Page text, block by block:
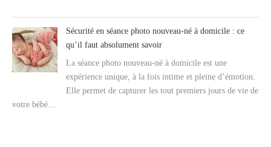
Sécurité en séance photo nouveau-né à domicile : ce
qu’il faut absolument savoir
La séance photo nouveau-né à domicile est une
expérience unique, à la fois intime et pleine d’émotion.
Elle permet de capturer les tout premiers jours de vie de
votre bébé…